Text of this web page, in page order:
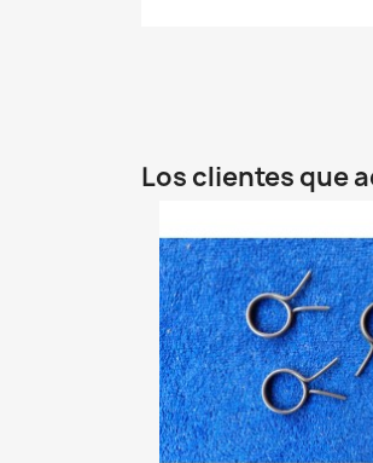
Los clientes que